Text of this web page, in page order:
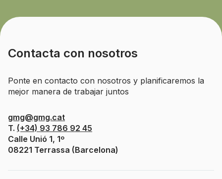
Contacta con nosotros
Ponte en contacto con nosotros y planificaremos la
mejor manera de trabajar juntos
gmg@gmg.cat
T. (+34) 93 786 92 45
Calle Unió 1, 1º
08221 Terrassa (Barcelona)